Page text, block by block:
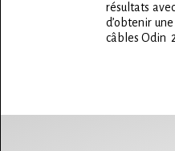
résultats
d’obtenir
câbles Odin